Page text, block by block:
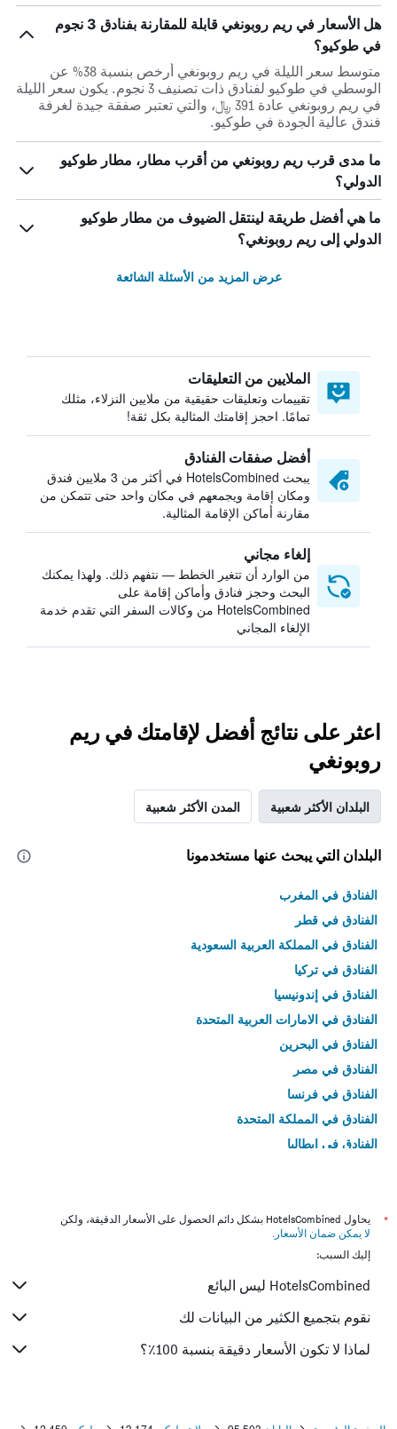
هل الأسعار في ريم روبونغي قابلة للمقارنة بفنادق 3 نجوم
في طوكيو؟
متوسط سعر الليلة في ريم روبونغي أرخص بنسبة 38% عن
الوسطي في طوكيو لفنادق ذات تصنيف 3 نجوم. يكون سعر الليلة
في ريم روبونغي عادة 391 ﷼، والتي تعتبر صفقة جيدة لغرفة
فندق عالية الجودة في طوكيو.
ما مدى قرب ريم روبونغي من أقرب مطار، مطار طوكيو
الدولي؟
ما هي أفضل طريقة لينتقل الضيوف من مطار طوكيو
الدولي إلى ريم روبونغي؟
عرض المزيد من الأسئلة الشائعة
الملايين من التعليقات
تقييمات وتعليقات حقيقية من ملايين النزلاء، مثلك
تمامًا. احجز إقامتك المثالية بكل ثقة!
أفضل صفقات الفنادق
يبحث HotelsCombined في أكثر من 3 ملايين فندق
ومكان إقامة ويجمعهم في مكان واحد حتى تتمكن من
مقارنة أماكن الإقامة المثالية.
إلغاء مجاني
من الوارد أن تتغير الخطط — نتفهم ذلك. ولهذا يمكنك
البحث وحجز فنادق وأماكن إقامة على
HotelsCombined من وكالات السفر التي تقدم خدمة
الإلغاء المجاني
اعثر على نتائج أفضل لإقامتك في ريم
روبونغي
البلدان الأكثر شعبية المدن الأكثر شعبية
البلدان التي يبحث عنها مستخدمونا
الفنادق في المغرب
الفنادق في قطر
الفنادق في المملكة العربية السعودية
الفنادق في تركيا
الفنادق في إندونيسيا
الفنادق في الامارات العربية المتحدة
الفنادق في البحرين
الفنادق في مصر
الفنادق في فرنسا
الفنادق في المملكة المتحدة
الفنادق في إيطاليا
*
يحاول HotelsCombined بشكل دائم الحصول على الأسعار الدقيقة، ولكن
لا يمكن ضمان الأسعار .
إليك السبب:
HotelsCombined ليس البائع
نقوم بتجميع الكثير من البيانات لك
لماذا لا تكون الأسعار دقيقة بنسبة 100٪؟